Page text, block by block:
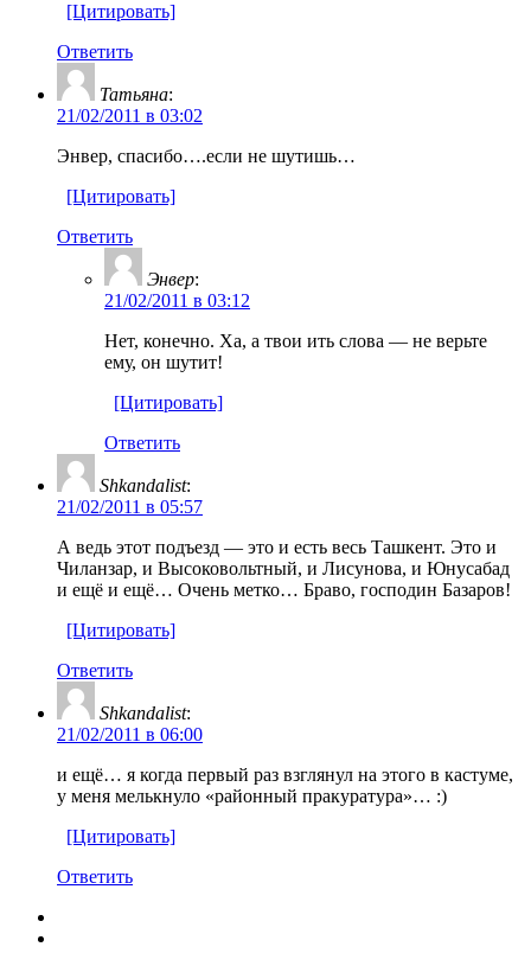
[Цитировать]
Ответить
Татьяна:
21/02/2011 в 03:02
Энвер, спасибо….если не шутишь…
[Цитировать]
Ответить
Энвер:
21/02/2011 в 03:12
Нет, конечно. Ха, а твои ить слова — не верьте
ему, он шутит!
[Цитировать]
Ответить
Shkandalist:
21/02/2011 в 05:57
А ведь этот подъезд — это и есть весь Ташкент. Это и
Чиланзар, и Высоковольтный, и Лисунова, и Юнусабад
и ещё и ещё… Очень метко… Браво, господин Базаров!
[Цитировать]
Ответить
Shkandalist:
21/02/2011 в 06:00
и ещё… я когда первый раз взглянул на этого в кастуме,
у меня мелькнуло «районный пракуратура»… :)
[Цитировать]
Ответить